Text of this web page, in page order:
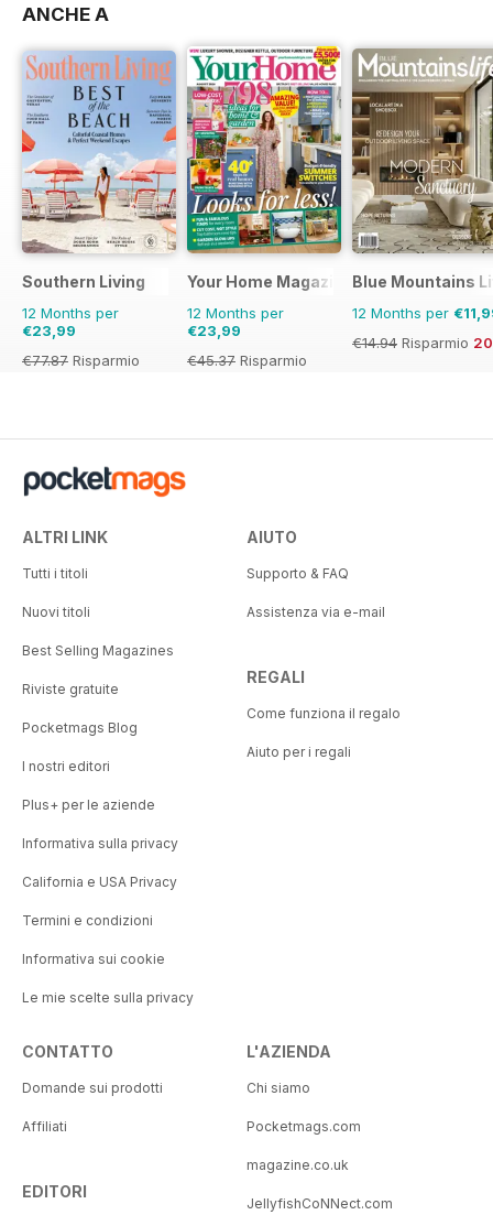
ANCHE A
Southern Living
12 Months per
€23,99
€77.87 Risparmio
Your Home Magazine
12 Months per
€23,99
€45.37 Risparmio
Blue Mountains
12 Months per
€14.94 Risparmio
ALTRI LINK
Tutti i titoli
Nuovi titoli
Best Selling Magazines
Riviste gratuite
Pocketmags Blog
I nostri editori
Plus+ per le aziende
Informativa sulla privacy
California e USA Privacy
Termini e condizioni
Informativa sui cookie
Le mie scelte sulla privacy
AIUTO
Supporto & FAQ
Assistenza via e-mail
REGALI
Come funziona il regalo
Aiuto per i regali
CONTATTO
Domande sui prodotti
Affiliati
EDITORI
L'AZIENDA
Chi siamo
Pocketmags.com
magazine.co.uk
JellyfishCoNNect.com